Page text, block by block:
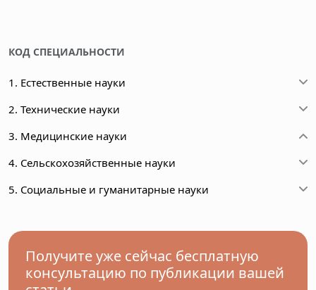
КОД СПЕЦИАЛЬНОСТИ
1. Естественные науки
2. Технические науки
3. Медицинские науки
4. Сельскохозяйственные науки
5. Социальные и гуманитарные науки
Получите уже сейчас бесплатную
консультацию по публикации вашей